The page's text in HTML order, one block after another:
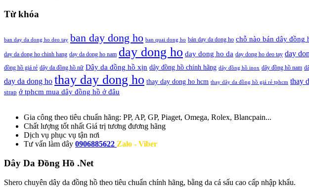
Từ khóa
ban day da dong ho deo tay ban day dong ho ban quai dong ho bán day da dong ho chỗ nào bán dây đồng
day da dong ho chinh hang day da dong ho nam day dong ho day dong ho da day dong ho deo tay day
đồng hồ giá rẻ dây da đồng hồ nữ Dây da đồng hồ xịn dây đồng hồ chính hãng dây đồng hồ inox dây đồng hồ nam
day da dong ho thay day dong ho thay day dong ho hcm thay dây da đồng hồ giá rẻ tphcm thay
strap ở tphcm mua dây đồng hồ ở đâu
Gia công theo tiêu chuẩn hãng: PP, AP, GP, Piaget, Omega, Rolex, Blancpain...
Chất lượng tốt nhất Giá trị tương đương hãng
Dịch vụ phục vụ tận nơi
Tư vấn làm dây 0906885622 Zalo - Viber
Dây Da Đồng Hồ .Net
Shero chuyên dây da đồng hồ theo tiêu chuẩn chính hãng, bằng da cá sấu cao cấp nhập khẩu.